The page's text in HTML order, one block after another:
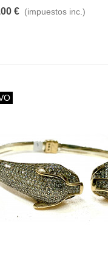
(impuestos inc.)
En Plata De Ley
€ (impuestos inc.)
En Plata De Ley
€ (impuestos inc.)